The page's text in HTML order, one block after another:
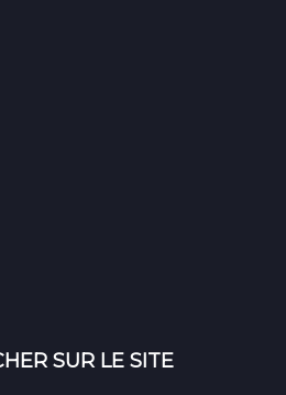
SUR LE SITE